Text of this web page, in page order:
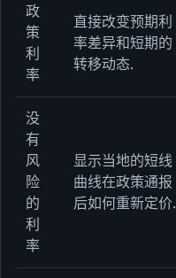
政
策
利
率
直接改变预期利
率差异和短期的
转移动态.
没
有
风
险
的
利
率
显示当地的短线
曲线在政策通报
后如何重新定价.